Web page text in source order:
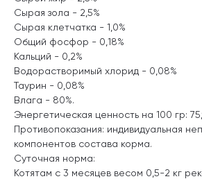
Сырая зола - 2,5%
Сырая клетчатка - 1,0%
Общий фосфор - 0,18%
Кальций - 0,2%
Водорастворимый хлорид - 0,08%
Таурин - 0,08%
Влага - 80%.
Энергетическая ценность на 100 гр:
Противопоказания: индивидуальная
компонентов состава корма.
Суточная норма:
Котятам с 3 месяцев весом 0,5-2 кг